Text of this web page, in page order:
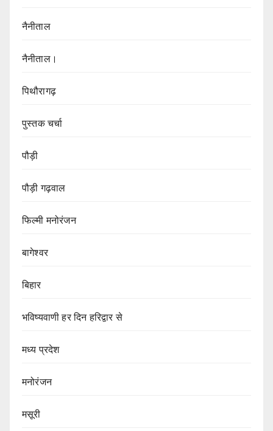
नैनीताल
नैनीताल।
पिथौरागढ़
पुस्तक चर्चा
पौड़ी
पौड़ी गढ़वाल
फिल्मी मनोरंजन
बागेश्वर
बिहार
भविष्यवाणी हर दिन हरिद्वार से
मध्य प्रदेश
मनोरंजन
मसूरी